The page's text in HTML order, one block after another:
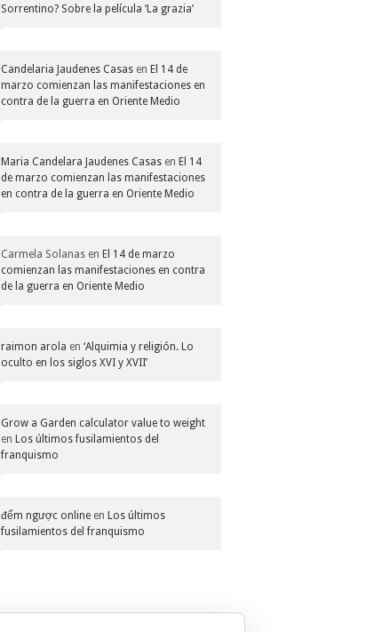
Sorrentino? Sobre la película ‘La grazia’
Candelaria Jaudenes Casas en El 14 de
marzo comienzan las manifestaciones en
contra de la guerra en Oriente Medio
Maria Candelara Jaudenes Casas en El 14
de marzo comienzan las manifestaciones
en contra de la guerra en Oriente Medio
Carmela Solanas en El 14 de marzo
comienzan las manifestaciones en contra
de la guerra en Oriente Medio
raimon arola en ‘Alquimia y religión. Lo
oculto en los siglos XVI y XVII’
Grow a Garden calculator value to weight
en Los últimos fusilamientos del
franquismo
đếm ngược online en Los últimos
fusilamientos del franquismo